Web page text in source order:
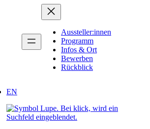
Aussteller:innen
Programm
Infos & Ort
Bewerben
Rückblick
EN